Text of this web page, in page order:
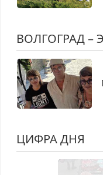
ВОЛГОГРАД –
ЦИФРА ДНЯ